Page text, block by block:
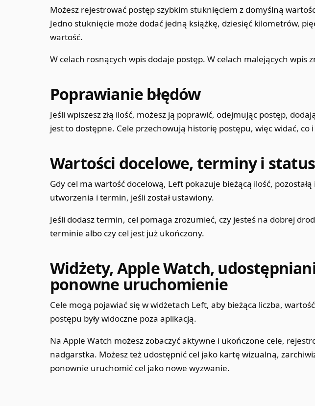
Możesz rejestrować postęp szybkim stuknięciem z domyślną
Jedno stuknięcie może dodać jedną książkę, dziesięć kilometrów,
wartość.
W celach rosnących wpis dodaje postęp. W celach malejących wpis
Poprawianie błędów
Jeśli wpiszesz złą ilość, możesz ją poprawić, odejmując postęp,
jest to dostępne. Cele przechowują historię postępu, więc widać, co i
Wartości docelowe, terminy i status
Gdy cel ma wartość docelową, Left pokazuje bieżącą ilość,
utworzenia i termin, jeśli został ustawiony.
Jeśli dodasz termin, cel pomaga zrozumieć, czy jesteś na dobrej
terminie albo czy cel jest już ukończony.
Widżety, Apple Watch,
ponowne uruchomienie
Cele mogą pojawiać się w widżetach Left, aby bieżąca liczba,
postępu były widoczne poza aplikacją.
Na Apple Watch możesz zobaczyć aktywne i ukończone cele,
nadgarstka. Możesz też udostępnić cel jako kartę wizualną,
ponownie uruchomić cel jako nowe wyzwanie.